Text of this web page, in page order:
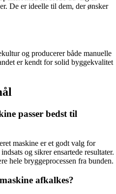
De er ideelle til dem, der ønsker
og producerer både manuelle
er kendt for solid byggekvalitet
passer bedst til
maskine er et godt valg for
og sikrer ensartede resultater.
hele bryggeprocessen fra bunden.
afkalkes?